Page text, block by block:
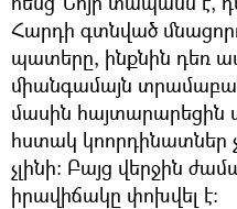
Հարդի գտնված
պատերը, ինքնին դեռ
միանգամայն
մասին հայտարարեցին
հստակ կոորդինատներ
չլինի։ Բայց վերջին
իրավիճակը փոխվել է։